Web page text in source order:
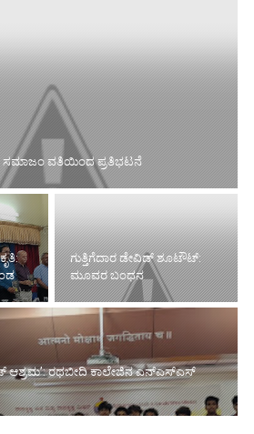
ಸಮಾಜಂ ವತಿಯಿಂದ ಪ್ರತಿಭಟನೆ
ಗುತ್ತಿಗೆದಾರ ಡೇವಿಡ್ ಶೂಟೌಟ್:
ಮೂವರ ಬಂಧನ
ರಥಬೀದಿ ಕಾಲೇಜಿನ ಎನ್‌ಎಸ್‌ಎಸ್